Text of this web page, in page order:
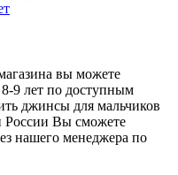
вы можете
9 лет по доступным
джинсы для мальчиков
России Вы сможете
нашего менеджера по